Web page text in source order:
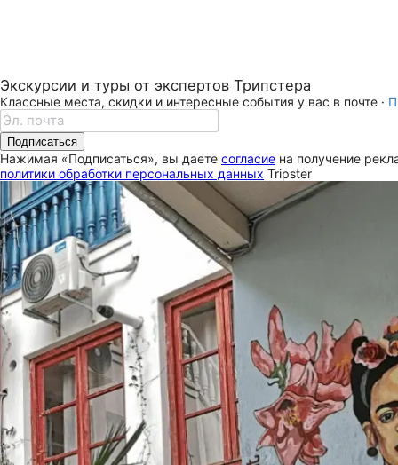
Экскурсии и туры от экспертов Трипстера
Классные места, скидки и интересные события у вас в почте ·
Подписаться
Нажимая «Подписаться», вы даете согласие на получение
политики обработки персональных данных Tripster